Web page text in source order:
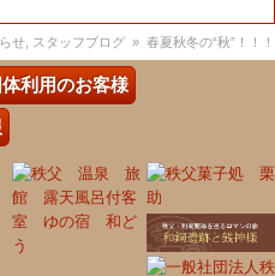
せ スタッフブログ » 春夏秋冬の“秋”！！！
体利用のお客様